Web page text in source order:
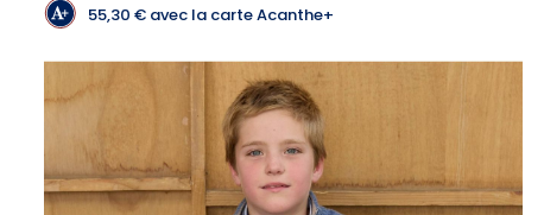
55,30 € avec la carte Acanthe+